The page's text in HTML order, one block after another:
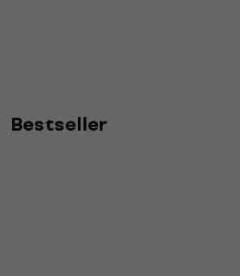
Bestseller